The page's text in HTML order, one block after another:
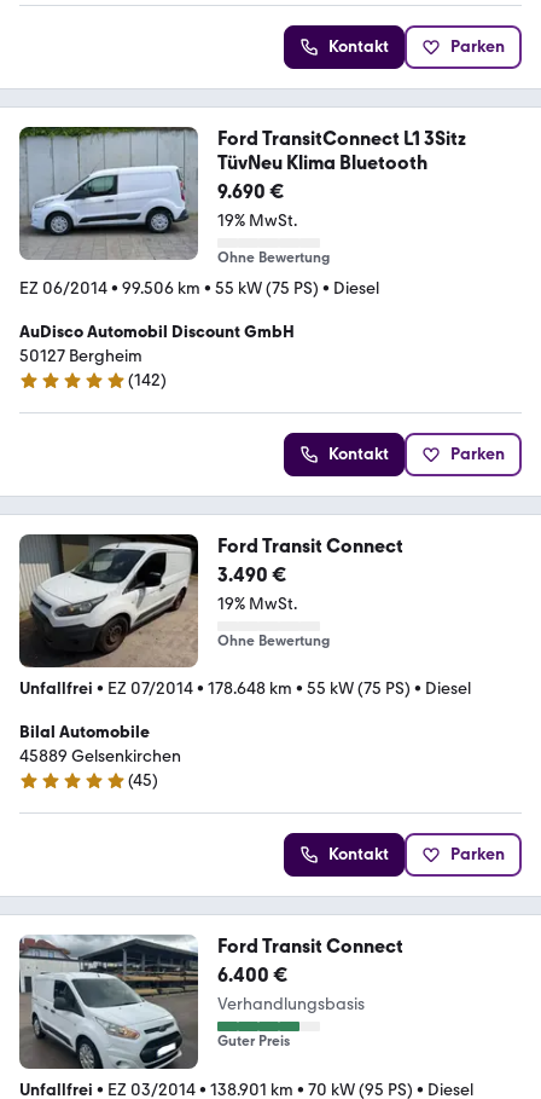
Kontakt Parken
Ford TransitConnect L1 3Sitz
TüvNeu Klima Bluetooth
9.690 €
19% MwSt.
Ohne Bewertung
EZ 06/2014• 99.506 km • 55 kW (75 PS) • Diesel
AuDisco Automobil Discount GmbH
50127 Bergheim
4.9 Sterne
(142)
Kontakt Parken
Ford Transit Connect
3.490 €
19% MwSt.
Ohne Bewertung
Unfallfrei • EZ 07/2014• 178.648 km • 55 kW (75 PS) • Diesel
Bilal Automobile
45889 Gelsenkirchen
5 Sterne
(45)
Kontakt Parken
Ford Transit Connect
6.400 €
Verhandlungsbasis
Guter Preis
Unfallfrei • EZ 03/2014• 138.901 km • 70 kW (95 PS) • Diesel